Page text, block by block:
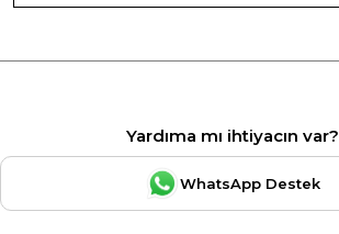
Yardıma mı ihtiyacın var?
WhatsApp Destek